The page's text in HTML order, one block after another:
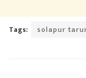
Tags: solapur